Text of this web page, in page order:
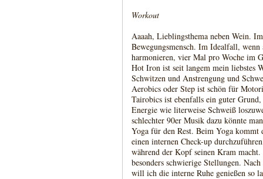
Workout
Aaaah, Lieblingsthema neben Wein.
Bewegungsmensch. Im Idealfall,
harmonieren, vier Mal pro Woche im
Hot Iron ist seit langem mein liebstes
Schwitzen und Anstrengung und
Aerobics oder Step ist schön für
Tairobics ist ebenfalls ein guter
Energie wie literweise Schweiß
schlechter 90er Musik dazu könnte
Yoga für den Rest. Beim Yoga
einen internen Check-up
während der Kopf seinen Kram
besonders schwierige Stellungen.
will ich die interne Ruhe genießen so